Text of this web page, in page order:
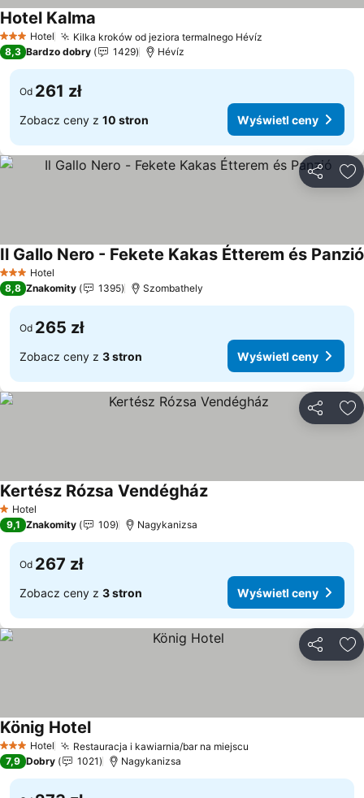
3 Kategoria
Hotel Kilka kroków od jeziora termalnego Hévíz
Hotel Kalma
8,3 Bardzo dobry 1429 Hévíz
Od 261 zł
Zobacz ceny z 10 stron Wyświetl ceny
3 Kategoria
Hotel
Il Gallo Nero - Fekete Kakas Étterem és Panzió
8,8 Znakomity 1395 Szombathely
Od 265 zł
Zobacz ceny z 3 stron Wyświetl ceny
1 Kategoria
Hotel
Kertész Rózsa VendégházWyświetl ceny
9,1 Znakomity 109 Nagykanizsa
Od 267 zł
Zobacz ceny z 3 stron Wyświetl ceny
3 Kategoria
Hotel Restauracja i kawiarnia/bar na miejscu
König HotelWyświetl ceny
7,9 Dobry 1021 Nagykanizsa